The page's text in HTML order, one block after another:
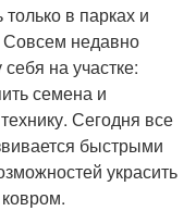
в парках и
Совсем недавно
на участке:
семена и
Сегодня все
быстрыми
украсить